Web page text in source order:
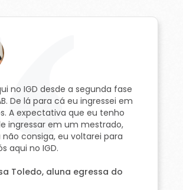
no IGD desde a segunda fase
De lá para cá eu ingressei em
A expectativa que eu tenho
ingressar em um mestrado,
não consiga, eu voltarei para
aqui no IGD.
Toledo, aluna egressa do